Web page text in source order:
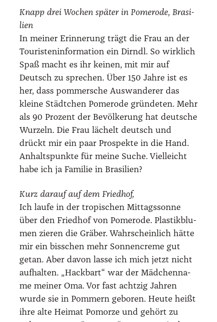
Knapp drei Wochen spä­ter in Pomero­de, Bra­si­
li­en
In mei­ner Erin­ne­rung trägt die Frau an der
Tou­ris­ten­in­for­ma­ti­on ein Dirndl. So wirk­lich
Spaß macht es ihr kei­nen, mit mir auf
Deutsch zu spre­chen. Über 150 Jah­re ist es
her, dass pom­mer­sche Aus­wan­de­rer das
klei­ne Städt­chen Pomero­de grün­de­ten. Mehr
als 90 Pro­zent der Bevöl­ke­rung hat deut­sche
Wur­zeln. Die Frau lächelt deutsch und
drückt mir ein paar Pro­spek­te in die Hand.
Anhalts­punk­te für mei­ne Suche. Viel­leicht
habe ich ja Fami­lie in Bra­si­li­en?
Kurz dar­auf auf dem Fried­hof,
Ich lau­fe in der tro­pi­schen Mit­tags­son­ne
über den Fried­hof von Pomero­de. Plas­tik­blu­
men zie­ren die Grä­ber. Wahr­schein­lich hät­te
mir ein biss­chen mehr Son­nen­creme gut
getan. Aber davon las­se ich mich jetzt nicht
auf­hal­ten. „Hack­bart“ war der Mäd­chen­na­
me mei­ner Oma. Vor fast acht­zig Jah­ren
wur­de sie in Pom­mern gebo­ren. Heu­te heißt
ihre alte Hei­mat Pomor­ze und gehört zu